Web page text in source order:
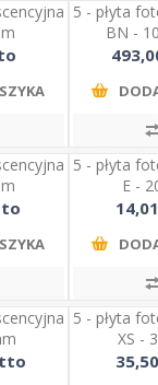
5 - płyta
BN -
5 - płyta
E -
5 - płyta
XS -